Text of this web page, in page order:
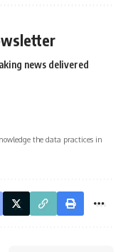
news delivered
the data practices in